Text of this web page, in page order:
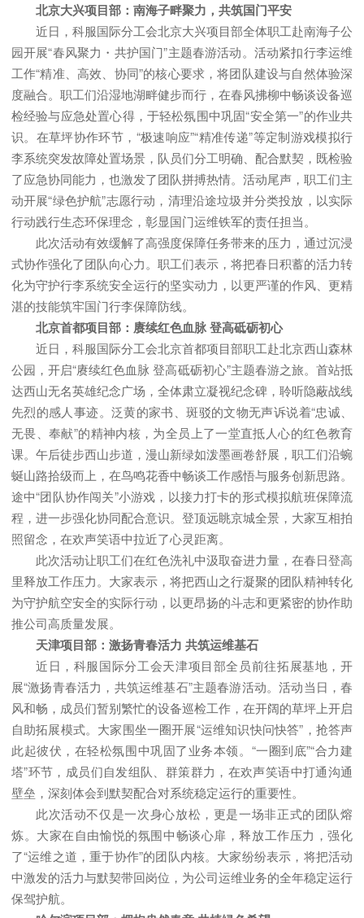
北京大兴项目部：南海子畔聚力，共筑国门平安
近日，科服国际分工会北京大兴项目部全体职工赴南海子公
园开展“春风聚力・共护国门”主题春游活动。活动紧扣行李运维
工作“精准、高效、协同”的核心要求，将团队建设与自然体验深
度融合。职工们沿湿地湖畔健步而行，在春风拂柳中畅谈设备巡
检经验与应急处置心得，于轻松氛围中巩固“安全第一”的作业共
识。在草坪协作环节，“极速响应”“精准传递”等定制游戏模拟行
李系统突发故障处置场景，队员们分工明确、配合默契，既检验
了应急协同能力，也激发了团队拼搏热情。活动尾声，职工们主
动开展“绿色护航”志愿行动，清理沿途垃圾并分类投放，以实际
行动践行生态环保理念，彰显国门运维铁军的责任担当。
此次活动有效缓解了高强度保障任务带来的压力，通过沉浸
式协作强化了团队向心力。职工们表示，将把春日积蓄的活力转
化为守护行李系统安全运行的坚实动力，以更严谨的作风、更精
湛的技能筑牢国门行李保障防线。
北京首都项目部：赓续红色血脉 登高砥砺初心
近日，科服国际分工会北京首都项目部职工赴北京西山森林
公园，开启“赓续红色血脉 登高砥砺初心”主题春游之旅。首站抵
达西山无名英雄纪念广场，全体肃立凝视纪念碑，聆听隐蔽战线
先烈的感人事迹。泛黄的家书、斑驳的文物无声诉说着“忠诚、
无畏、奉献”的精神内核，为全员上了一堂直抵人心的红色教育
课。午后徒步西山步道，漫山新绿如泼墨画卷舒展，职工们沿蜿
蜒山路拾级而上，在鸟鸣花香中畅谈工作感悟与服务创新思路。
途中“团队协作闯关”小游戏，以接力打卡的形式模拟航班保障流
程，进一步强化协同配合意识。登顶远眺京城全景，大家互相拍
照留念，在欢声笑语中拉近了心灵距离。
此次活动让职工们在红色洗礼中汲取奋进力量，在春日登高
里释放工作压力。大家表示，将把西山之行凝聚的团队精神转化
为守护航空安全的实际行动，以更昂扬的斗志和更紧密的协作助
推公司高质量发展。
天津项目部：激扬青春活力 共筑运维基石
近日，科服国际分工会天津项目部全员前往拓展基地，开
展“激扬青春活力，共筑运维基石”主题春游活动。活动当日，春
风和畅，成员们暂别繁忙的设备巡检工作，在开阔的草坪上开启
自助拓展模式。大家围坐一圈开展“运维知识快问快答”，抢答声
此起彼伏，在轻松氛围中巩固了业务本领。“一圈到底”“合力建
塔”环节，成员们自发组队、群策群力，在欢声笑语中打通沟通
壁垒，深刻体会到默契配合对系统稳定运行的重要性。
此次活动不仅是一次身心放松，更是一场非正式的团队熔
炼。大家在自由愉悦的氛围中畅谈心扉，释放工作压力，强化
了“运维之道，重于协作”的团队内核。大家纷纷表示，将把活动
中激发的活力与默契带回岗位，为公司运维业务的全年稳定运行
保驾护航。